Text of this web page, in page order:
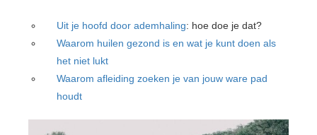
Uit je hoofd door ademhaling: hoe doe je dat?
Waarom huilen gezond is en wat je kunt doen als
het niet lukt
Waarom afleiding zoeken je van jouw ware pad
houdt